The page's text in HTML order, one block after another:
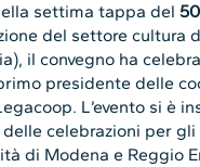
settima tappa del
del settore cultura
il convegno ha
presidente delle
L’evento si è
delle celebrazioni per gli
di Modena e Reggio